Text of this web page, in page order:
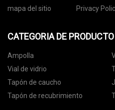
mapa del sitio
Privacy
CATEGORIA DE PRODUCTO
Ampolla
Vial de vidrio
Tapón de caucho
Tapón de recubrimiento